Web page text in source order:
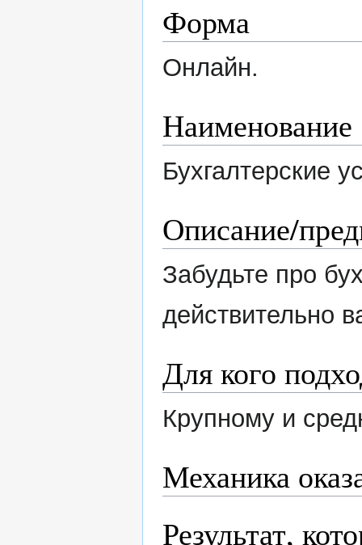
Форма
Онлайн.
Наименование
Бухгалтерские
Описание/
Забудьте про
действительно
Для кого
Крупному и
Механика
Результат,